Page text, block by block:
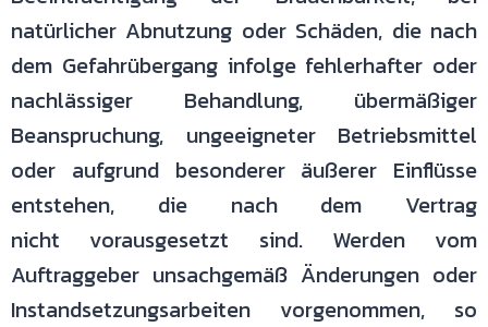
natürlicher Abnutzung oder Schäden, die nach
dem Gefahrübergang infolge fehlerhafter oder
nachlässiger Behandlung, übermäßiger
Beanspruchung, ungeeigneter Betriebsmittel
oder aufgrund besonderer äußerer Einflüsse
entstehen, die nach dem Vertrag
nicht vorausgesetzt sind. Werden vom
Auftraggeber unsachgemäß Änderungen oder
Instandsetzungsarbeiten vorgenommen, so